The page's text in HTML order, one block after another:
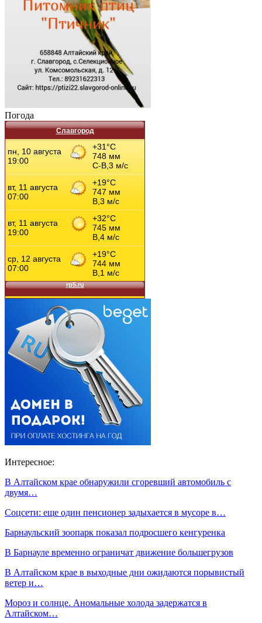
Погода
Славгород
Интересное:
В Алтайском крае обнаружили сгоревший автомобиль с
двумя…
Соцсети: еще один пенсионер задыхается в мусоре в…
Барнаульский зоопарк показал подросшего кенгуренка
В Барнауле временно ограничат движение большегрузов
В Алтайском крае в выходные дни ожидаются порывистый
ветер и…
Мороз и солнце. Аномальные холода задержатся в
Алтайском…